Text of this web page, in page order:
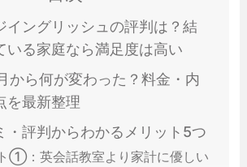
イングリッシュの評判は？結
いる家庭なら満足度は高い
から何が変わった？料金・内
を最新整理
・評判からわかるメリット5つ
①：英会話教室より家計に優しい